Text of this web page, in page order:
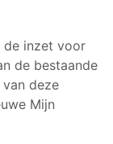
de inzet voor
de bestaande
deze
Mijn